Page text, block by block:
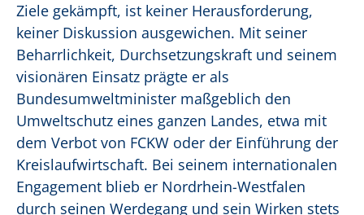
Ziele gekämpft, ist keiner Herausforderung,
keiner Diskussion ausgewichen. Mit seiner
Beharrlichkeit, Durchsetzungskraft und seinem
visionären Einsatz prägte er als
Bundesumweltminister maßgeblich den
Umweltschutz eines ganzen Landes, etwa mit
dem Verbot von FCKW oder der Einführung der
Kreislaufwirtschaft. Bei seinem internationalen
Engagement blieb er Nordrhein-Westfalen
durch seinen Werdegang und sein Wirken stets